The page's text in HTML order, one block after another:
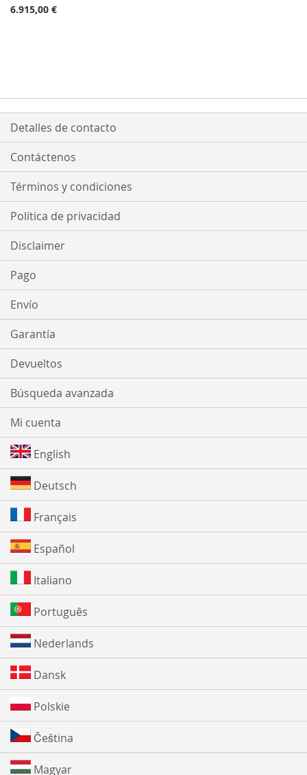
6.915,00 €
Detalles de contacto
Contáctenos
Términos y condiciones
Política de privacidad
Disclaimer
Pago
Envío
Garantía
Devueltos
Búsqueda avanzada
Mi cuenta
English
Deutsch
Français
Español
Italiano
Português
Nederlands
Dansk
Polskie
Čeština
Magyar